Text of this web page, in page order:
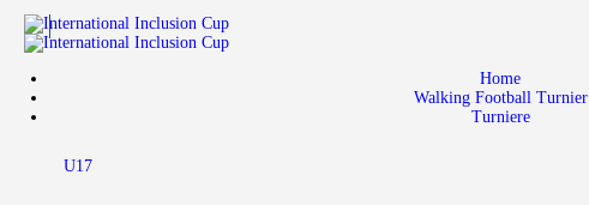
Home
Walking Football Turnier
Turniere
U17